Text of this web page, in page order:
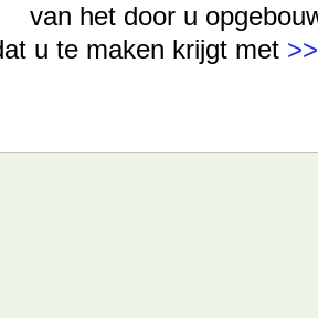
van het door u
u te maken krijgt met